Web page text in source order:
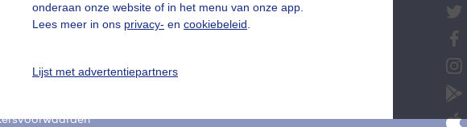
onderaan onze website of in het menu van onze app.
Lees meer in ons privacy- en cookiebeleid
Lijst met advertentiepartners
vragen
De Bilt